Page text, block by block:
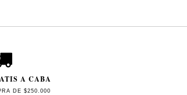
A CABA
DE $250.000